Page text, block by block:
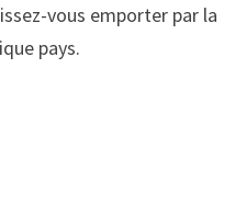
vous emporter par la
pays.